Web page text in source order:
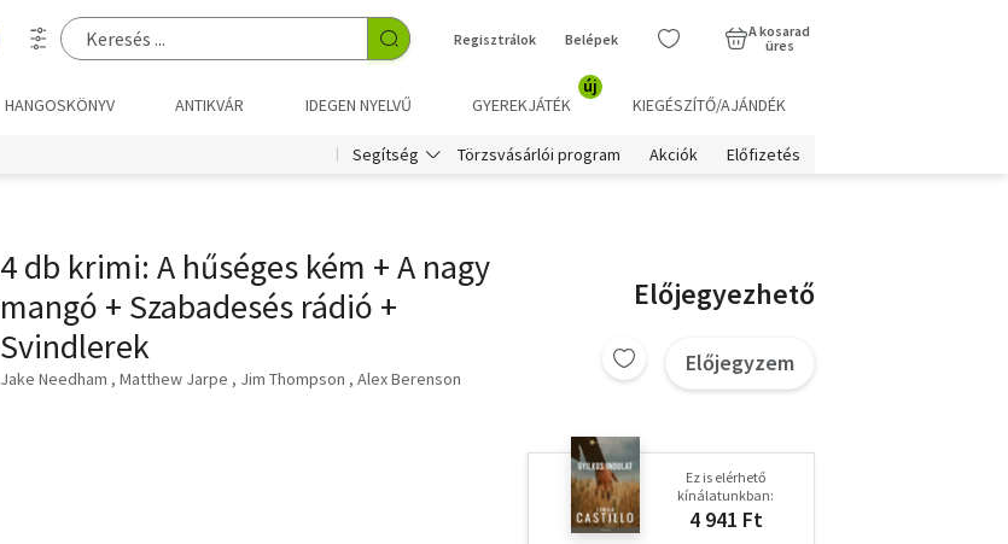
Regisztrálok Belépek
A kosarad
üres
HANGOSKÖNYV ANTIKVÁR IDEGEN NYELVŰ GYEREKJÁTÉK
új
KIEGÉSZÍTŐ/AJÁNDÉK
Segítség Törzsvásárlói program Akciók Előfizetés
4 db krimi: A hűséges kém + A nagy
mangó + Szabadesés rádió +
Svindlerek
Jake Needham Matthew Jarpe Jim Thompson Alex Berenson
Előjegyezhető
Előjegyzem
Ez is elérhető
kínálatunkban:
4 941 Ft